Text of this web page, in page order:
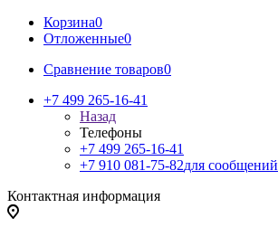
Корзина0
Отложенные0
Сравнение товаров0
+7 499 265-16-41
Назад
Телефоны
+7 499 265-16-41
+7 910 081-75-82для сообщений
Контактная информация